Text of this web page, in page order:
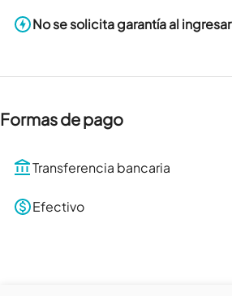
No se solicita garantía al ingresar
Formas de pago
Transferencia bancaria
Efectivo